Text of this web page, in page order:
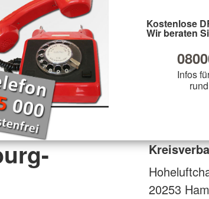
Kostenlose
Wir beraten
Infos
20253